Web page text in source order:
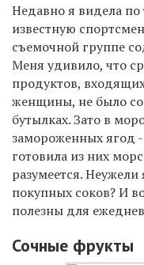
Недавно я видела по
известную
съемочной группе
Меня удивило, что
продуктов,
женщины, не было
бутылках. Зато в
замороженных ягод
готовила из них
разумеется.
покупных соков? И
полезны для
Сочные фрукты